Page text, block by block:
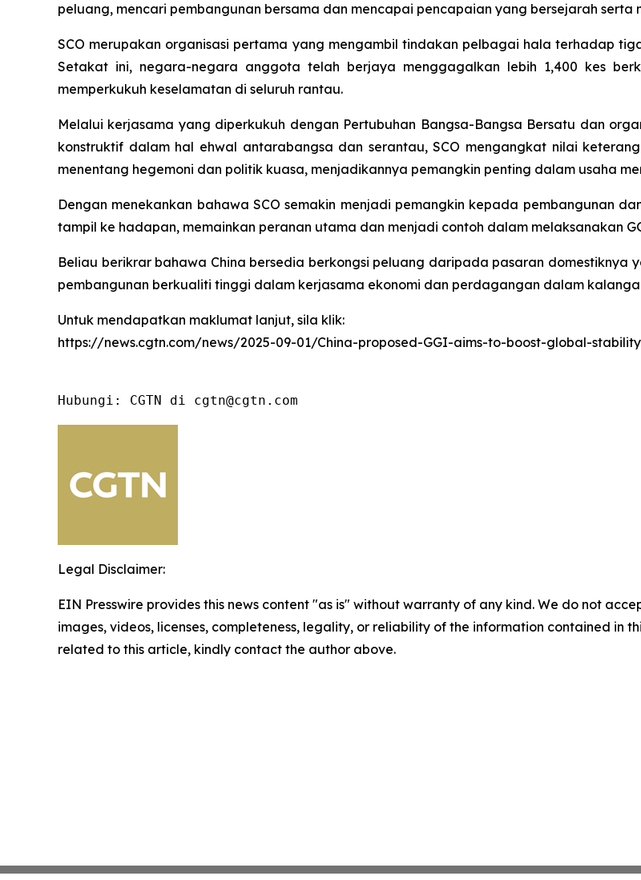
peluang, mencari pembangunan bersama dan mencapai pencapaian yang bersejarah
SCO merupakan organisasi pertama yang mengambil tindakan pelbagai hala terhadap
Setakat ini, negara-negara anggota telah berjaya menggagalkan lebih 1,400 kes
memperkukuh keselamatan di seluruh rantau.
Melalui kerjasama yang diperkukuh dengan Pertubuhan Bangsa-Bangsa Bersatu dan
konstruktif dalam hal ehwal antarabangsa dan serantau, SCO mengangkat nilai
menentang hegemoni dan politik kuasa, menjadikannya pemangkin penting dalam usaha
Dengan menekankan bahawa SCO semakin menjadi pemangkin kepada pembangunan
tampil ke hadapan, memainkan peranan utama dan menjadi contoh dalam melaksanakan
Beliau berikrar bahawa China bersedia berkongsi peluang daripada pasaran domestiknya
pembangunan berkualiti tinggi dalam kerjasama ekonomi dan perdagangan dalam
Untuk mendapatkan maklumat lanjut, sila klik:
https://news.cgtn.com/news/2025-09-01/China-proposed-GGI-aims-to-boost-global-
Hubungi: CGTN di cgtn@cgtn.com
Legal Disclaimer:
EIN Presswire provides this news content "as is" without warranty of any kind. We do not
images, videos, licenses, completeness, legality, or reliability of the information contained in
related to this article, kindly contact the author above.